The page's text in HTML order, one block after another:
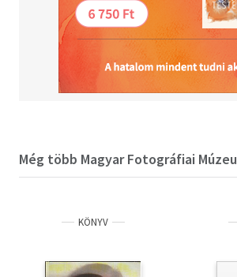
Még több Magyar Fotográfiai
KÖNYV